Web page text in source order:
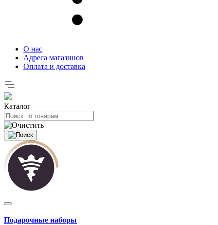
О нас
Адреса магазинов
Оплата и доставка
Каталог
Подарочные наборы